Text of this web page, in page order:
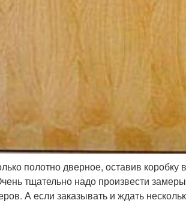
полотно дверное, оставив
тщательно надо произвести
А если заказывать и ждать